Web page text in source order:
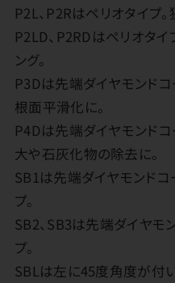
P2L、P2Rはペリオタイプ
P2LD、P2RDはペリオタイ
ング。
P3Dは先端ダイヤモンドコ
根面平滑化に。
P4Dは先端ダイヤモンド
大や石灰化物の除去に。
SB1は先端ダイヤモンドコ
プ。
SB2、SB3は先端ダイヤモ
プ。
SBLは左に45度角度が付